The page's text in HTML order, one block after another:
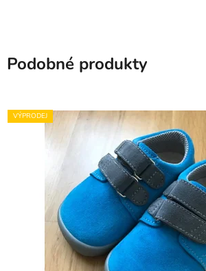
Podobné produkty
VÝPRODEJ